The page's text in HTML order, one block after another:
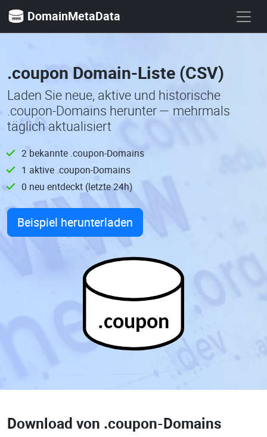
DomainMetaData
.coupon Domain-Liste (CSV)
Laden Sie neue, aktive und historische
.coupon-Domains herunter — mehrmals
täglich aktualisiert
2 bekannte .coupon-Domains
1 aktive .coupon-Domains
0 neu entdeckt (letzte 24h)
Beispiel herunterladen
.coupon
Download von .coupon-Domains